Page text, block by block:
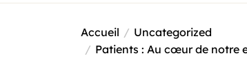
Accueil
Uncategorized
Patients : Au cœur de notre